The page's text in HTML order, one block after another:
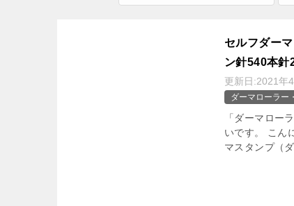
セルフダー
ン針540本針
更新日:2021年
ダーマローラー
「ダーマロー
いです。 こん
マスタンプ（